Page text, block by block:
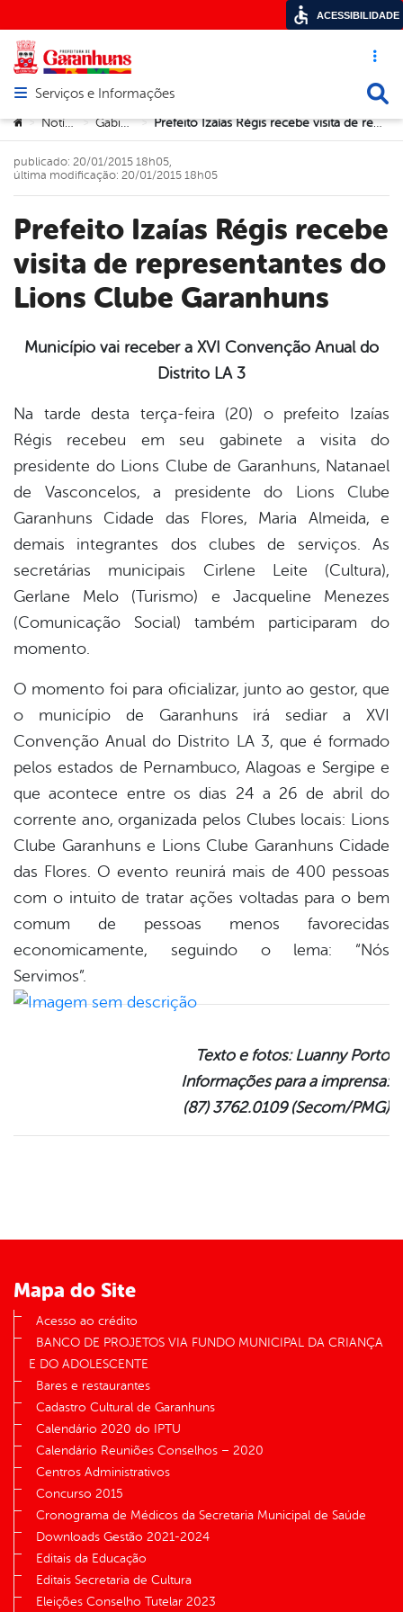
Acesso
Abrir menu principal de navegação
Serviços e Informações
Você está aqui:
> Notícias > Gabinete > Prefeito Izaías Régis recebe visita de representantes do Lions Clube Garanhuns
Prefeito Izaías Régis recebe
visita de representantes do
Lions Clube Garanhuns
publicado: 20/01/2015 18h05,
última modificação: 20/01/2015 18h05
Município vai receber a XVI Convenção Anual do
Distrito LA 3
Na tarde desta terça-feira (20) o prefeito Izaías
Régis recebeu em seu gabinete a visita do
presidente do Lions Clube de Garanhuns, Natanael
de Vasconcelos, a presidente do Lions Clube
Garanhuns Cidade das Flores, Maria Almeida, e
demais integrantes dos clubes de serviços. As
secretárias municipais Cirlene Leite (Cultura),
Gerlane Melo (Turismo) e Jacqueline Menezes
(Comunicação Social) também participaram do
momento.
O momento foi para oficializar, junto ao gestor, que
o município de Garanhuns irá sediar a XVI
Convenção Anual do Distrito LA 3, que é formado
pelos estados de Pernambuco, Alagoas e Sergipe e
que acontece entre os dias 24 a 26 de abril do
corrente ano, organizada pelos Clubes locais: Lions
Clube Garanhuns e Lions Clube Garanhuns Cidade
das Flores. O evento reunirá mais de 400 pessoas
com o intuito de tratar ações voltadas para o bem
comum de pessoas menos favorecidas
economicamente, seguindo o lema: “Nós
Servimos”.
Texto e fotos: Luanny Porto
Informações para a imprensa:
(87) 3762.0109 (Secom/PMG)
Mapa do Site
Acesso ao crédito
BANCO DE PROJETOS VIA FUNDO MUNICIPAL DA CRIANÇA
E DO ADOLESCENTE
Bares e restaurantes
Cadastro Cultural de Garanhuns
Calendário 2020 do IPTU
Calendário Reuniões Conselhos – 2020
Centros Administrativos
Concurso 2015
Cronograma de Médicos da Secretaria Municipal de Saúde
Downloads Gestão 2021-2024
Editais da Educação
Editais Secretaria de Cultura
Eleições Conselho Tutelar 2023
ACESSIBILIDADE